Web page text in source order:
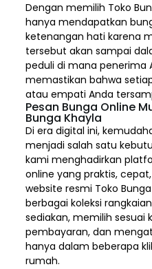
Dengan memilih Toko
hanya mendapatkan
ketenangan hati karena
tersebut akan sampai
peduli di mana penerima
memastikan bahwa
atau empati Anda
Pesan Bunga Online
Bunga Khayla
Di era digital ini,
menjadi salah satu
kami menghadirkan
online yang praktis,
website resmi Toko
berbagai koleksi
sediakan, memilih sesuai
pembayaran, dan
hanya dalam beberapa
rumah.